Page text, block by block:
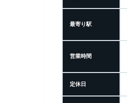
最寄り駅
営業時間
定休日